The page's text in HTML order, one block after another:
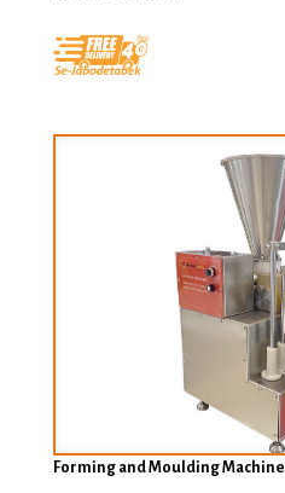
Forming and Moulding Machine